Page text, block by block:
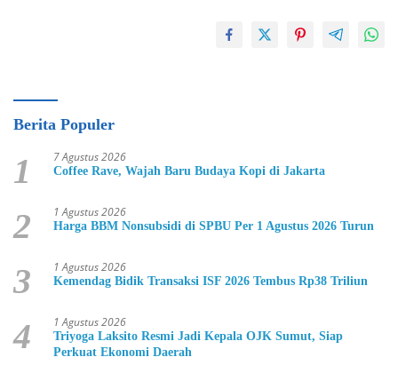
Berita Populer
1 7 Agustus 2026
Coffee Rave, Wajah Baru Budaya Kopi di Jakarta
2 1 Agustus 2026
Harga BBM Nonsubsidi di SPBU Per 1 Agustus 2026 Turun
3 1 Agustus 2026
Kemendag Bidik Transaksi ISF 2026 Tembus Rp38 Triliun
4 1 Agustus 2026
Triyoga Laksito Resmi Jadi Kepala OJK Sumut, Siap
Perkuat Ekonomi Daerah